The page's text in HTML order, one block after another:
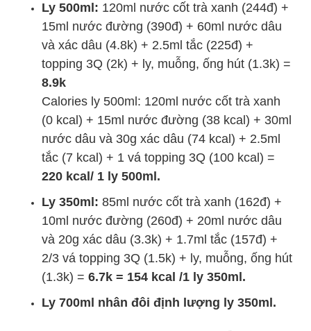
Ly 500ml: 120ml nước cốt trà xanh (244đ) +
15ml nước đường (390đ) + 60ml nước dâu
và xác dâu (4.8k) + 2.5ml tắc (225đ) +
topping 3Q (2k) + ly, muỗng, ống hút (1.3k) =
8.9k
Calories ly 500ml: 120ml nước cốt trà xanh
(0 kcal) + 15ml nước đường (38 kcal) + 30ml
nước dâu và 30g xác dâu (74 kcal) + 2.5ml
tắc (7 kcal) + 1 vá topping 3Q (100 kcal) =
220 kcal/ 1 ly 500ml.
Ly 350ml: 85ml nước cốt trà xanh (162đ) +
10ml nước đường (260đ) + 20ml nước dâu
và 20g xác dâu (3.3k) + 1.7ml tắc (157đ) +
2/3 vá topping 3Q (1.5k) + ly, muỗng, ống hút
(1.3k) = 6.7k = 154 kcal /1 ly 350ml.
Ly 700ml nhân đôi định lượng ly 350ml.